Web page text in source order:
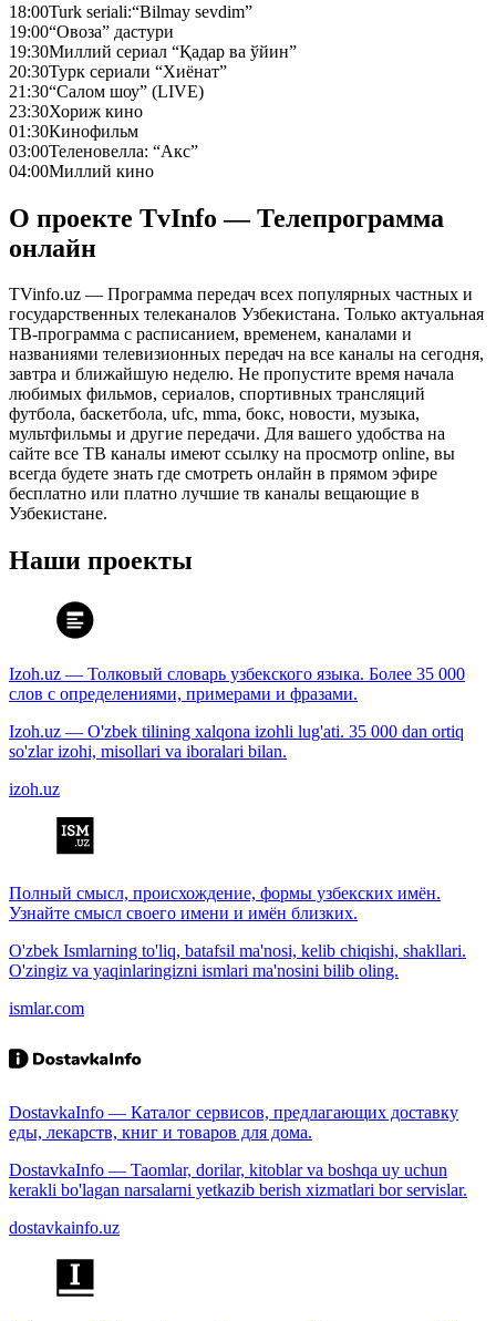
18:00Turk seriali:“Bilmay sevdim”
19:00“Овоза” дастури
19:30Миллий сериал “Қадар ва ўйин”
20:30Турк сериали “Хиёнат”
21:30“Салом шоу” (LIVE)
23:30Хориж кино
01:30Кинофильм
03:00Теленовелла: “Акс”
04:00Миллий кино
О проекте TvInfo — Телепрограмма
онлайн
TVinfo.uz — Программа передач всех популярных частных и
государственных телеканалов Узбекистана. Только актуальная
ТВ-программа с расписанием, временем, каналами и
названиями телевизионных передач на все каналы на сегодня,
завтра и ближайшую неделю. Не пропустите время начала
любимых фильмов, сериалов, спортивных трансляций
футбола, баскетбола, ufc, mma, бокс, новости, музыка,
мультфильмы и другие передачи. Для вашего удобства на
сайте все ТВ каналы имеют ссылку на просмотр online, вы
всегда будете знать где смотреть онлайн в прямом эфире
бесплатно или платно лучшие тв каналы вещающие в
Узбекистане.
Наши проекты
Izoh.uz — Толковый словарь узбекского языка. Более 35 000
слов с определениями, примерами и фразами.
Izoh.uz — O'zbek tilining xalqona izohli lug'ati. 35 000 dan ortiq
so'zlar izohi, misollari va iboralari bilan.
izoh.uz
Полный смысл, происхождение, формы узбекских имён.
Узнайте смысл своего имени и имён близких.
O'zbek Ismlarning to'liq, batafsil ma'nosi, kelib chiqishi, shakllari.
O'zingiz va yaqinlaringizni ismlari ma'nosini bilib oling.
ismlar.com
DostavkaInfo — Каталог сервисов, предлагающих доставку
еды, лекарств, книг и товаров для дома.
DostavkaInfo — Taomlar, dorilar, kitoblar va boshqa uy uchun
kerakli bo'lagan narsalarni yetkazib berish xizmatlari bor servislar.
dostavkainfo.uz